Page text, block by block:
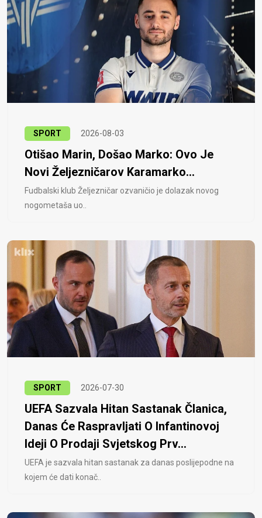
SPORT 2026-08-03
Otišao Marin, Došao Marko: Ovo Je
Novi Željezničarov Karamarko...
Fudbalski klub Željezničar ozvaničio je dolazak novog
nogometaša uo..
SPORT 2026-07-30
UEFA Sazvala Hitan Sastanak Članica,
Danas Će Raspravljati O Infantinovoj
Ideji O Prodaji Svjetskog Prv...
UEFA je sazvala hitan sastanak za danas poslijepodne na
kojem će dati konač..